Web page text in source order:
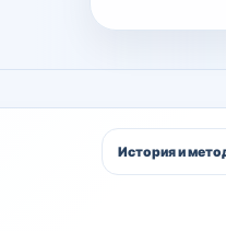
История и